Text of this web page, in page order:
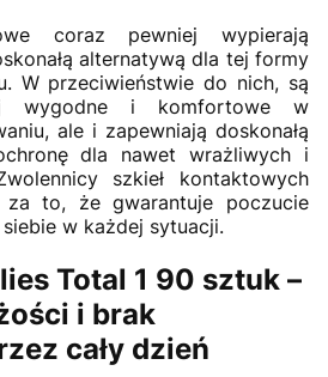
coraz pewniej wypierają
alternatywą dla tej formy
W przeciwieństwie do nich, są
wygodne i komfortowe w
ale i zapewniają doskonałą
dla nawet wrażliwych i
szkieł kontaktowych
to, że gwarantuje poczucie
w każdej sytuacji.
Total 1 90 sztuk –
i brak
cały dzień